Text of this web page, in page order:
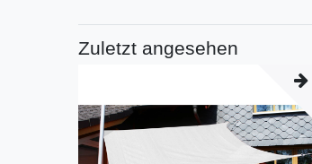
Zuletzt angesehen